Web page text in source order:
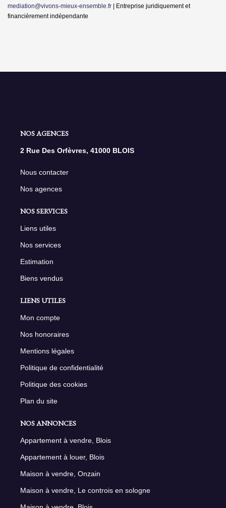
mediation@vivons-mieux-ensemble.fr | Entreprise juridiquement et
financièrement indépendante
NOS AGENCES
2 Rue Des Orfèvres, 41000 BLOIS
Nous contacter
Nos agences
NOS SERVICES
Liens utiles
Nos services
Estimation
Biens vendus
LIENS UTILES
Mon compte
Nos honoraires
Mentions légales
Politique de confidentialité
Politique des cookies
Plan du site
NOS ANNONCES
Appartement à vendre, Blois
Appartement à louer, Blois
Maison à vendre, Onzain
Maison à vendre, Le controis en sologne